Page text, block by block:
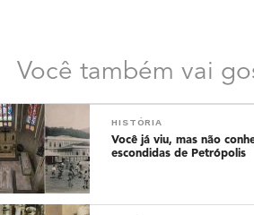
Você também vai
HISTÓRIA
Você já viu, mas não
escondidas de Petrópolis